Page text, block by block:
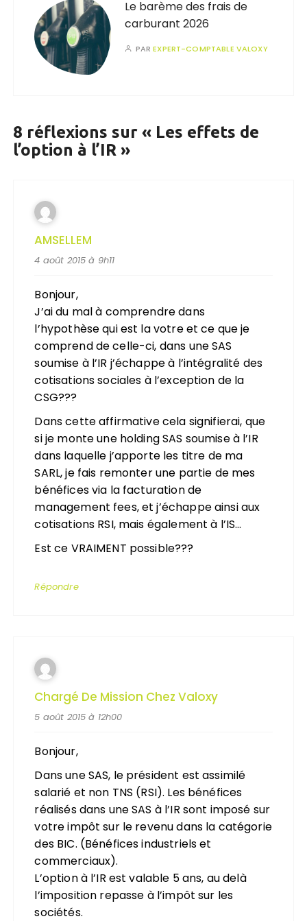
Le barème des frais de
carburant 2026
PAREXPERT-COMPTABLE VALOXY
8 réflexions sur « Les effets de
l’option à l’IR »
AMSELLEM
4 août 2015 à 9h11
Bonjour,
J’ai du mal à comprendre dans
l’hypothèse qui est la votre et ce que je
comprend de celle-ci, dans une SAS
soumise à l’IR j’échappe à l’intégralité des
cotisations sociales à l’exception de la
CSG???
Dans cette affirmative cela signifierai, que
si je monte une holding SAS soumise à l’IR
dans laquelle j’apporte les titre de ma
SARL, je fais remonter une partie de mes
bénéfices via la facturation de
management fees, et j’échappe ainsi aux
cotisations RSI, mais également à l’IS…
Est ce VRAIMENT possible???
Répondre
Chargé De Mission Chez Valoxy
5 août 2015 à 12h00
Bonjour,
Dans une SAS, le président est assimilé
salarié et non TNS (RSI). Les bénéfices
réalisés dans une SAS à l’IR sont imposé sur
votre impôt sur le revenu dans la catégorie
des BIC. (Bénéfices industriels et
commerciaux).
L’option à l’IR est valable 5 ans, au delà
l’imposition repasse à l’impôt sur les
sociétés.